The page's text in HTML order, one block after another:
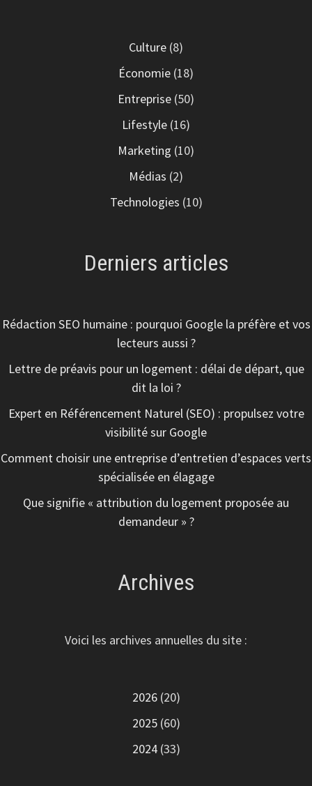
Culture (8)
Économie (18)
Entreprise (50)
Lifestyle (16)
Marketing (10)
Médias (2)
Technologies (10)
Derniers articles
Rédaction SEO humaine : pourquoi Google la préfère et vos
lecteurs aussi ?
Lettre de préavis pour un logement : délai de départ, que
dit la loi ?
Expert en Référencement Naturel (SEO) : propulsez votre
visibilité sur Google
Comment choisir une entreprise d’entretien d’espaces verts
spécialisée en élagage
Que signifie « attribution du logement proposée au
demandeur » ?
Archives
Voici les archives annuelles du site :
2026(20)
2025(60)
2024(33)